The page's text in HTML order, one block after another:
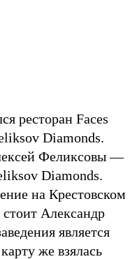
ресторан Faces
Diamonds.
Феликсовы —
Diamonds.
на Крестовском
стоит Александр
является
же взялась